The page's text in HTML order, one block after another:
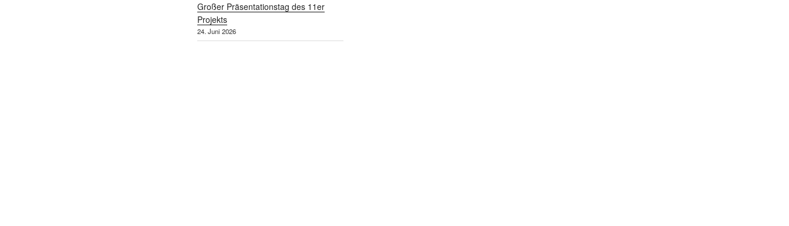
Großer Präsentationstag des 11er
Projekts
24. Juni 2026